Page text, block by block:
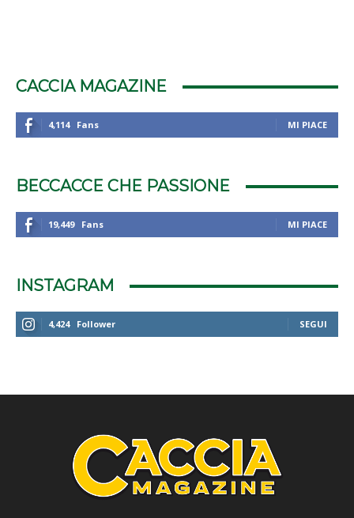
CACCIA MAGAZINE
4,114 Fans MI PIACE
BECCACCE CHE PASSIONE
19,449 Fans MI PIACE
INSTAGRAM
4,424 Follower SEGUI